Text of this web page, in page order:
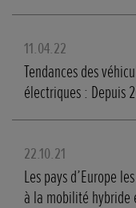
11.04.22
Tendances des
électriques : Depuis
22.10.21
Les pays d’Europe
à la mobilité hybride